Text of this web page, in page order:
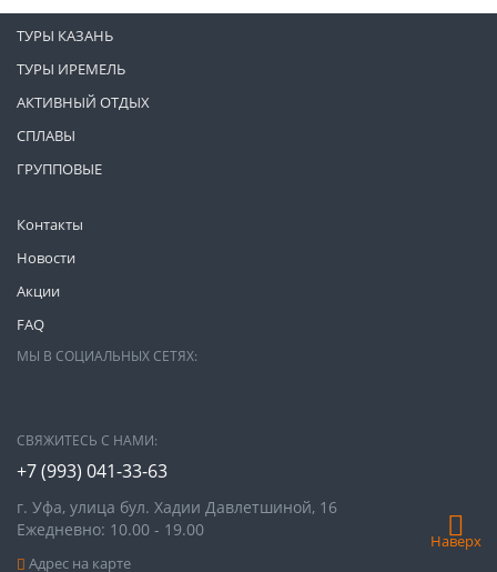
Наверх
Контакты
Новости
Акции
FAQ
ТУРЫ КАЗАНЬ
ТУРЫ ИРЕМЕЛЬ
АКТИВНЫЙ ОТДЫХ
СПЛАВЫ
ГРУППОВЫЕ
МЫ В СОЦИАЛЬНЫХ СЕТЯХ:
СВЯЖИТЕСЬ С НАМИ:
+7 (993) 041-33-63
г. Уфа, улица бул. Хадии Давлетшиной, 16
Ежедневно: 10.00 - 19.00
Адрес на карте